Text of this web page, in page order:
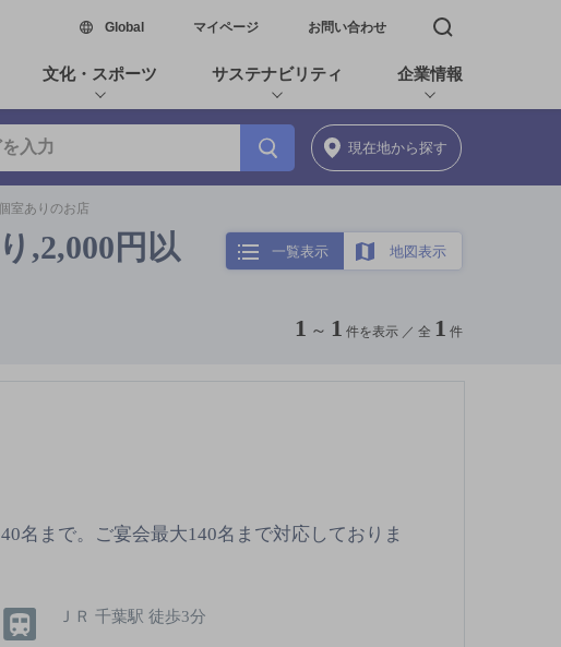
Global新しいウィンドウで開く
マイページ お問い合わせ 検索窓を開く
文化・スポーツ サステナビリティ 企業情報
現在地から探す
室ありのお店
,2,000円以
一覧表示 地図表示
1 ～ 1 件を表示 ／ 全 1 件
名まで。ご宴会最大140名まで対応しておりま
ＪＲ 千葉駅 徒歩3分